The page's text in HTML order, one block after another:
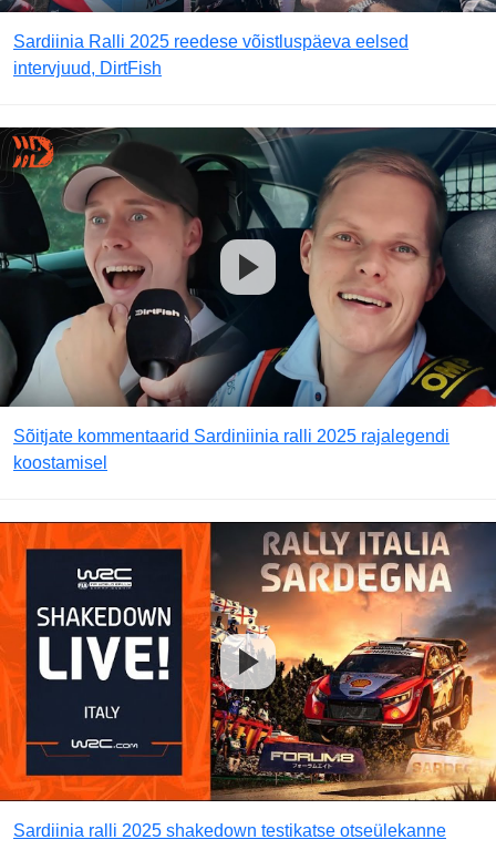
Sardiinia Ralli 2025 reedese võistluspäeva eelsed
intervjuud, DirtFish
Sõitjate kommentaarid Sardiniinia ralli 2025 rajalegendi
koostamisel
Sardiinia ralli 2025 shakedown testikatse otseülekanne